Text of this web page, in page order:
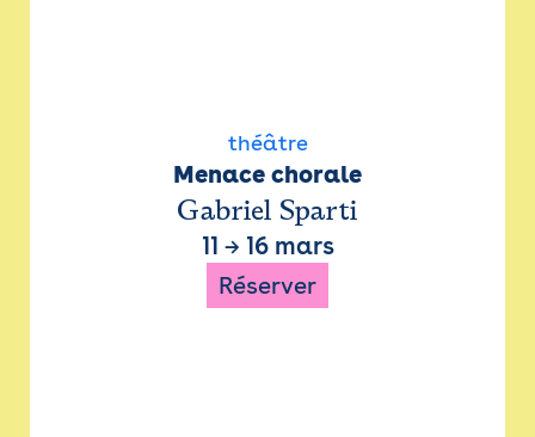
théâtre
Menace chorale
Gabriel Sparti
11 → 16 mars
Réserver